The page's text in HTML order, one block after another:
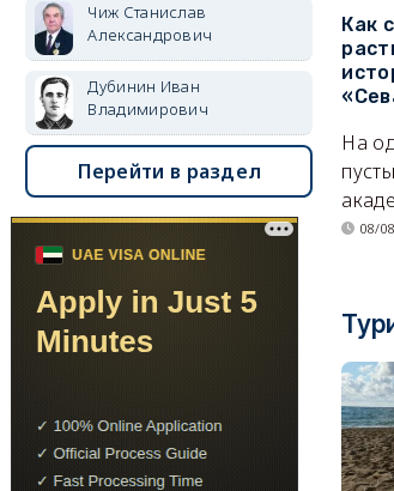
Как
На
08/
Чиж Станислав
Александрович
Дубинин Иван
Владимирович
Перейти в раздел